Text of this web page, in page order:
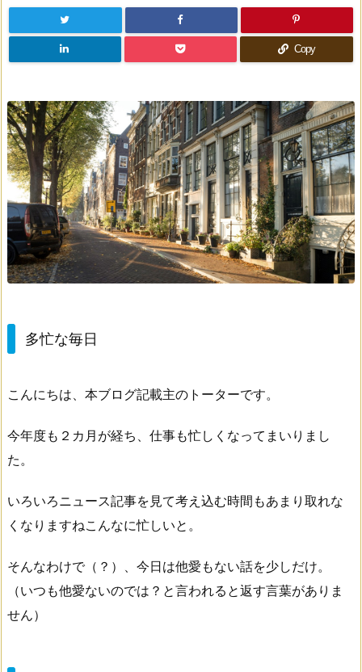
Copy
多忙な毎日
こんにちは、本ブログ記載主のトーターです。
今年度も２カ月が経ち、仕事も忙しくなってまいりまし
た。
いろいろニュース記事を見て考え込む時間もあまり取れな
くなりますねこんなに忙しいと。
そんなわけで（？）、今日は他愛もない話を少しだけ。
（いつも他愛ないのでは？と言われると返す言葉がありま
せん）